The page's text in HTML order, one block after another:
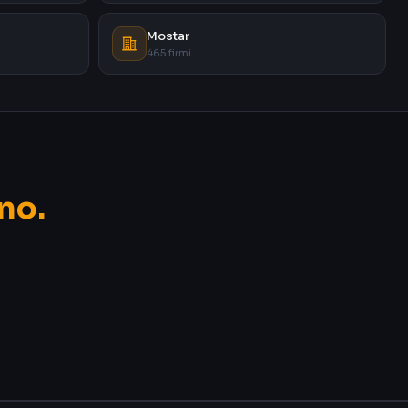
Mostar
465 firmi